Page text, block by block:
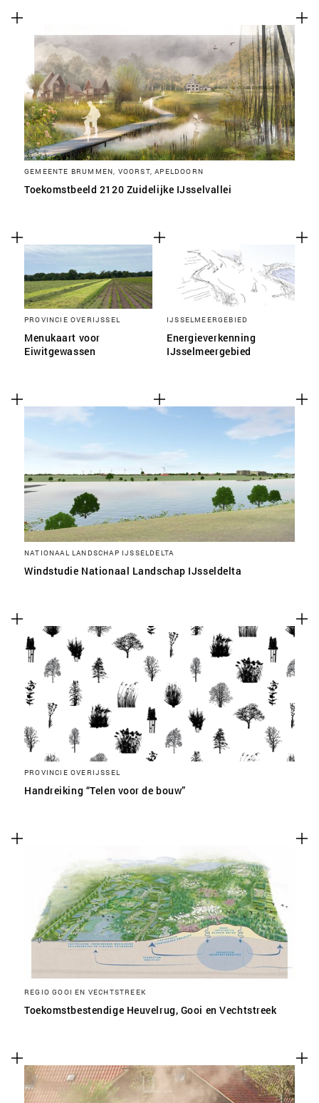
GEMEENTE BRUMMEN, VOORST, APELDOORN
Toekomstbeeld 2120 Zuidelijke IJsselvallei
PROVINCIE OVERIJSSEL
Menukaart voor
Eiwitgewassen
IJSSELMEERGEBIED
Energieverkenning
IJsselmeergebied
NATIONAAL LANDSCHAP IJSSELDELTA
Windstudie Nationaal Landschap IJsseldelta
PROVINCIE OVERIJSSEL
Handreiking “Telen voor de bouw”
REGIO GOOI EN VECHTSTREEK
Toekomstbestendige Heuvelrug, Gooi en Vechtstreek